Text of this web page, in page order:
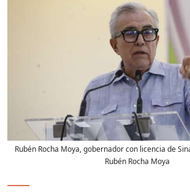
Rubén Rocha Moya, gobernador con licencia de
Rubén Rocha Moya